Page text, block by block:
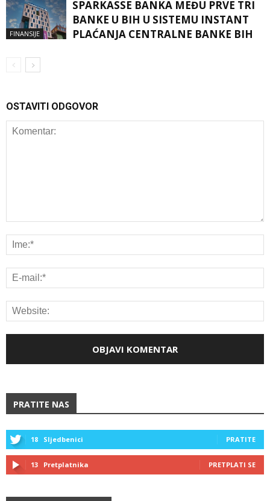
FINANSIJE
SPARKASSE BANKA MEĐU PRVE TRI
BANKE U BIH U SISTEMU INSTANT
PLAĆANJA CENTRALNE BANKE BIH
OSTAVITI ODGOVOR
PRATITE NAS
18 Sljedbenici PRATITE
13 Pretplatnika PRETPLATI SE